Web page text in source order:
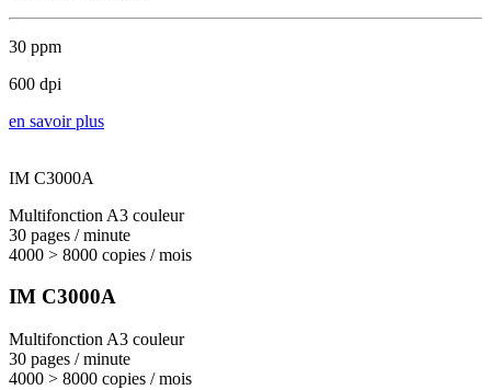
30 ppm
600 dpi
en savoir plus
IM C3000A
Multifonction A3 couleur
30 pages / minute
4000 > 8000 copies / mois
IM C3000A
Multifonction A3 couleur
30 pages / minute
4000 > 8000 copies / mois